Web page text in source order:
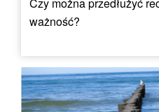
Czy można przedłużyć
ważność?